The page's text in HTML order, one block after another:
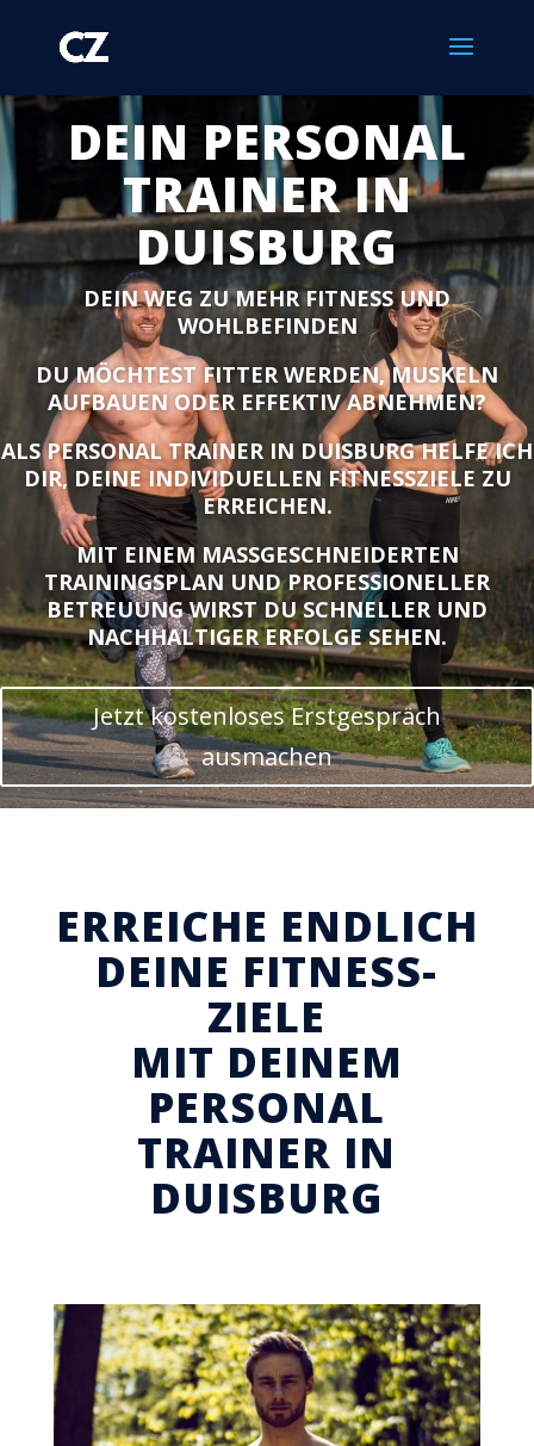
DEIN PERSONAL
TRAINER IN
DUISBURG
DEIN WEG ZU MEHR FITNESS UND
WOHLBEFINDEN
DU MÖCHTEST FITTER WERDEN, MUSKELN
AUFBAUEN ODER EFFEKTIV ABNEHMEN?
ALS PERSONAL TRAINER IN DUISBURG HELFE ICH
DIR, DEINE INDIVIDUELLEN FITNESSZIELE ZU
ERREICHEN.
MIT EINEM MASSGESCHNEIDERTEN T
RAININGSPLAN UND PROFESSIONELLER B
ETREUUNG WIRST DU SCHNELLER UND N
ACHHALTIGER ERFOLGE SEHEN.
Jetzt kostenloses Erstgespräch
ausmachen
ERREICHE ENDLICH
DEINE FITNESS-
ZIELE
MIT DEINEM
PERSONAL
TRAINER IN
DUISBURG